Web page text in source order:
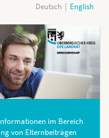
Deutsch English
im Bereich
von Elternbeiträgen